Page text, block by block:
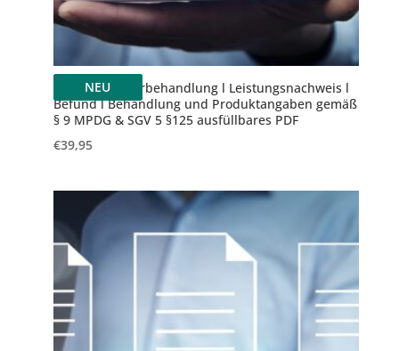
NEU
Nagelkorrekturbehandlung l Leistungsnachweis l
Befund l Behandlung und Produktangaben gemäß
§ 9 MPDG & SGV 5 §125 ausfüllbares PDF
€39,95